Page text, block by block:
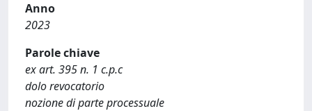
Anno
2023
Parole chiave
ex art. 395 n. 1 c.p.c
dolo revocatorio
nozione di parte processuale